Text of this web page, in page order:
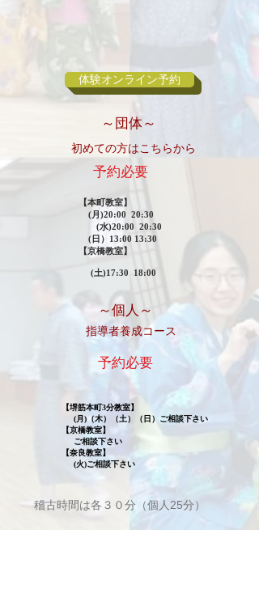
体験オンライン予約
​～団体～
初めての方はこちらから
​予約必要
【本町教室】
(月)20:00 20:30
(水)20:00 20:30
(日）13:00 13:30
【京橋教室】
(土)17:30 18:00
​～個人～
​指導者養成コース
​予約必要
【堺筋本町3分教室】
(月)（木）（土）（日）ご相談下さい
【京橋教室】
ご相談下さい
【奈良教室】
(火)ご相談下さい
稽古時間は各３０分（個人25分）